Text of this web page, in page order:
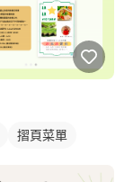
摺頁菜單